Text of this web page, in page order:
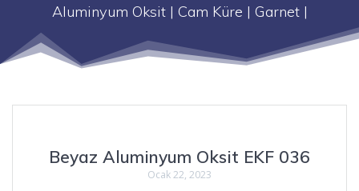
Aluminyum Oksit | Cam Küre | Garnet |
Beyaz Aluminyum Oksit EKF 036
Ocak 22, 2023